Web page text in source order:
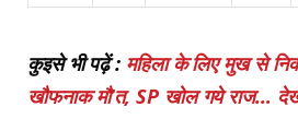
कुइसे भी पढ़ें : महिला के लिए मुख से
खौफनाक मौ’त, SP खोल गये राज… देखें